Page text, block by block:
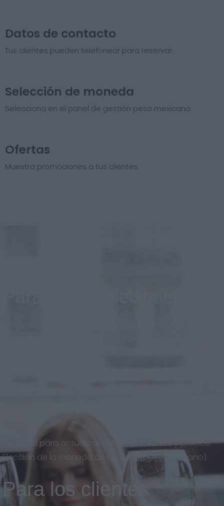
Datos de contacto
Tus clientes pueden telefonear para reservar.
Selección de moneda
Selecciona en el panel de gestión peso mexicano.
Ofertas
Muestra promociones a tus clientes
(apertura y cocina).
Facilidad para actualizar cartas, productos y precios.
Elección de la moneda de la carta (peso mexicano).
Para los clientes